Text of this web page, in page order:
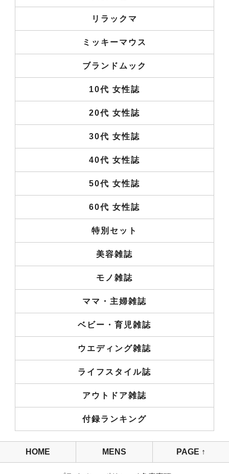
リラックマ
ミッキーマウス
ブランドムック
10代 女性誌
20代 女性誌
30代 女性誌
40代 女性誌
50代 女性誌
60代 女性誌
特別セット
美容雑誌
モノ雑誌
ママ・主婦雑誌
ベビー・育児雑誌
ウエディング雑誌
ライフスタイル誌
アウトドア雑誌
付録ランキング
HOME MENS PAGE ↑